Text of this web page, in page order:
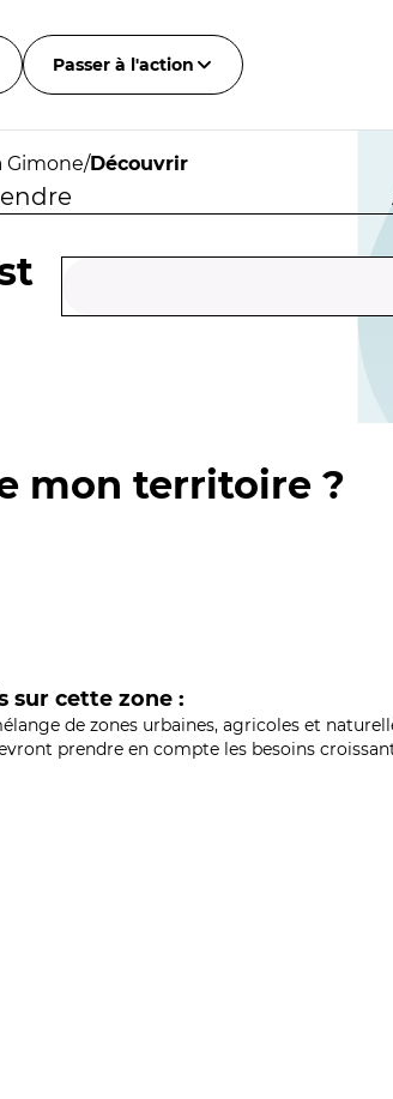
Passer à l'action
Gimone/Découvrir
mon territoire ?
sur cette zone :
de zones urbaines, agricoles et
prendre en compte les besoins